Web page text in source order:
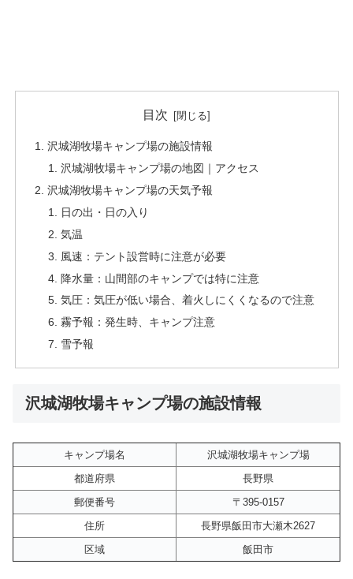
目次
沢城湖牧場キャンプ場の施設情報
沢城湖牧場キャンプ場の地図｜アクセス
沢城湖牧場キャンプ場の天気予報
日の出・日の入り
気温
風速：テント設営時に注意が必要
降水量：山間部のキャンプでは特に注意
気圧：気圧が低い場合、着火しにくくなるので注意
霧予報：発生時、キャンプ注意
雪予報
沢城湖牧場キャンプ場の施設情報
キャンプ場名
沢城湖牧場キャンプ場
都道府県
長野県
郵便番号
〒395-0157
住所
長野県飯田市大瀬木2627
区域
飯田市